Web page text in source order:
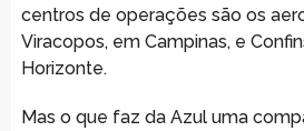
centros de operações são os
Viracopos, em Campinas, e
Horizonte.
Mas o que faz da Azul uma